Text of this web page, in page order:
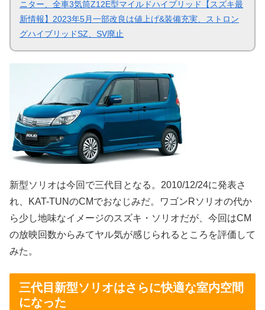
ニター、全車3気筒Z12E型マイルドハイブリッド【スズキ最
新情報】2023年5月一部改良は値上げ&装備充実、ストロン
グハイブリッドSZ、SV廃止
新型ソリオは今回で三代目となる。2010/12/24に発表さ
れ、KAT-TUNのCMでおなじみだ。ワゴンRソリオの代か
ら少し地味なイメージのスズキ・ソリオだが、今回はCM
の放映回数からみてヤル気が感じられるところを評価して
みた。
三代目新型ソリオはさらに快適な室内空間
になった